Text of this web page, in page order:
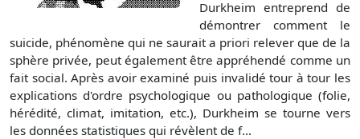
Durkheim entreprend de
démontrer comment le
suicide, phénomène qui ne saurait a priori relever que de la
sphère privée, peut également être appréhendé comme un
fait social. Après avoir examiné puis invalidé tour à tour les
explications d'ordre psychologique ou pathologique (folie,
hérédité, climat, imitation, etc.), Durkheim se tourne vers
les données statistiques qui révèlent de f...